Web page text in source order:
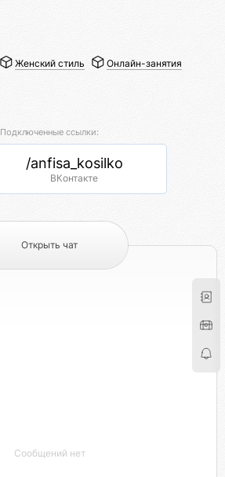
Женский стиль
Онлайн-занятия
Подключенные ссылки:
/anfisa_kosilko
ВКонтакте
Открыть чат
Сообщений нет